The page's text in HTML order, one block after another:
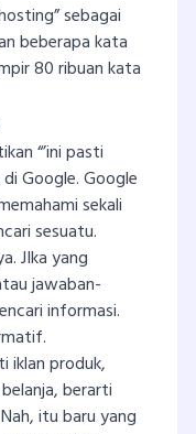
sebagai
beberapa kata
80 ribuan kata
“’ini pasti
Google. Google
sekali
sesuatu.
JIka yang
jawaban-
informasi.
iklan produk,
berarti
itu baru yang